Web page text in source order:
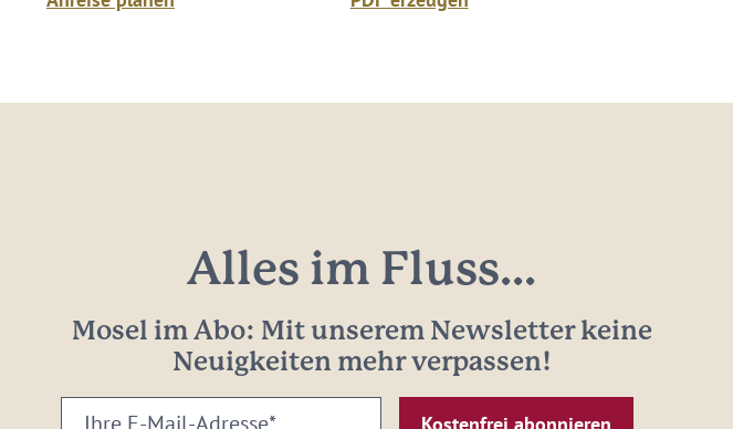
Alles im Fluss...
Mosel im Abo: Mit unserem Newsletter keine
Neuigkeiten mehr verpassen!
Ihre